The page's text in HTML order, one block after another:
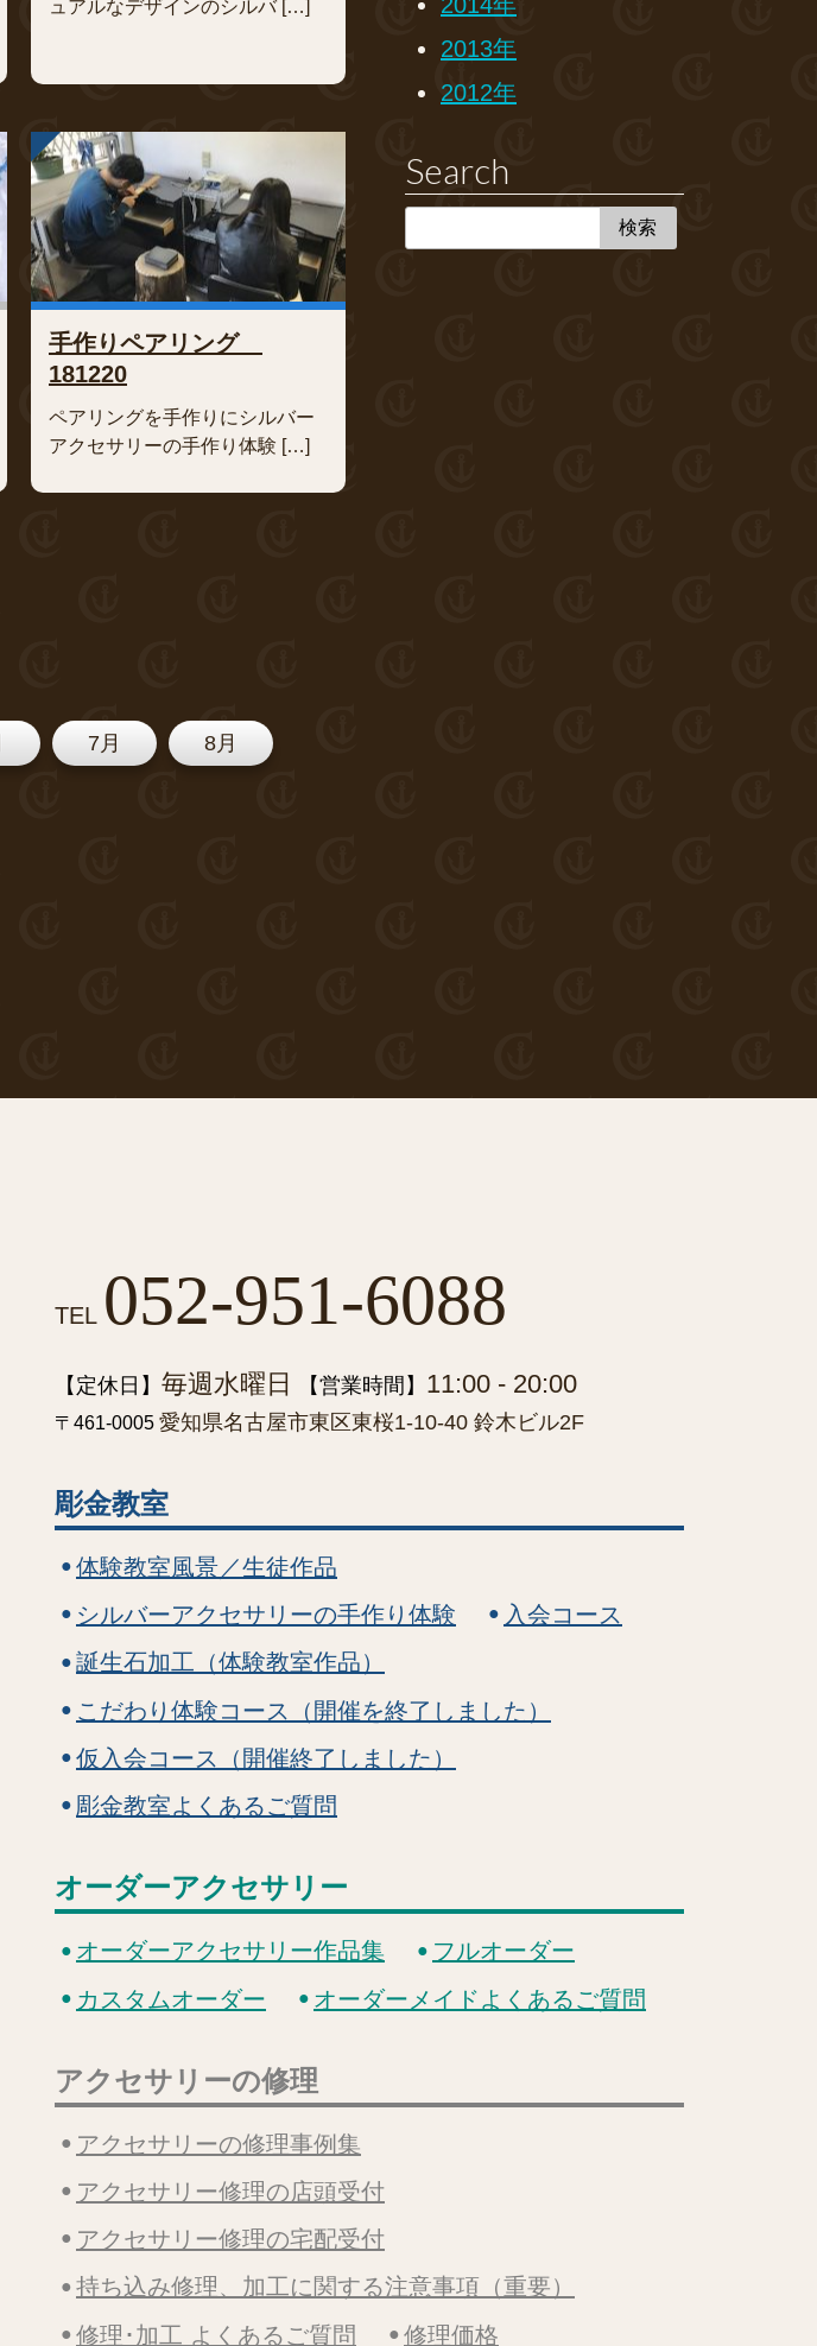
ュアルなデザインのシルバ […]
手作りペアリング
181220
ペアリングを手作りにシルバー
アクセサリーの手作り体験 […]
7月 8月
2013年
2012年
Search
TEL 052-951-6088
【定休日】 毎週水曜日 【営業時間】 11:00 - 20:00
〒461-0005 愛知県名古屋市東区東桜1-10-40 鈴木ビル2F
彫金教室
体験教室風景／生徒作品
シルバーアクセサリーの手作り体験
入会コース
誕生石加工（体験教室作品）
こだわり体験コース（開催を終了しました）
仮入会コース（開催終了しました）
彫金教室よくあるご質問
オーダーアクセサリー
オーダーアクセサリー作品集
フルオーダー
カスタムオーダー
オーダーメイドよくあるご質問
アクセサリーの修理
アクセサリーの修理事例集
アクセサリー修理の店頭受付
アクセサリー修理の宅配受付
持ち込み修理、加工に関する注意事項（重要）
修理･加工 よくあるご質問
修理価格